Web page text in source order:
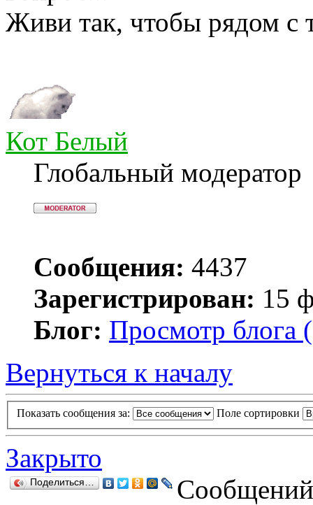
Живи так, чтобы рядом с
Кот Белый
Глобальный модератор
Сообщения: 4437
Зарегистрирован: 15
Блог: Просмотр блога
Вернуться к началу
Показать сообщения за: Поле сортировки
Закрыто
Поделиться…